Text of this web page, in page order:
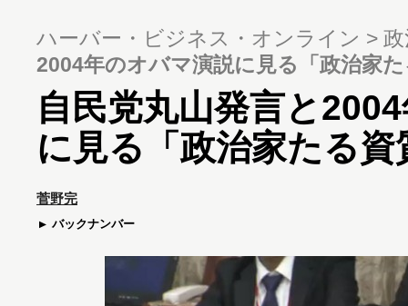
ハーバー・ビジネス・オンライン
2004年のオバマ演説に見る「政治家
自民党丸山発言と
に見る「政治家たる資
菅野完
バックナンバー